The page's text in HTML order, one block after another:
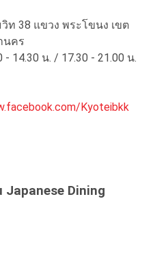
ท 38 แขวง พระโขนง เขต
นคร
- 14.30 น. / 17.30 - 21.00 น.
Kyoteibkk
Japanese Dining